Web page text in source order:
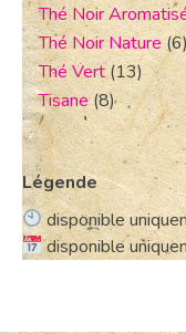
Thé Noir
Thé Noir Nature (6)
Thé Vert (13)
Tisane (8)
Légende
disponible
disponible